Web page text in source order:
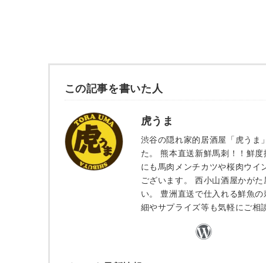
この記事を書いた人
虎うま
渋谷の隠れ家的居酒屋「虎う
た。 熊本直送新鮮馬刺！！鮮
にも馬肉メンチカツや桜肉ウイ
ございます。 西小山酒屋かが
い。 豊洲直送で仕入れる鮮魚
細やサプライズ等も気軽にご相